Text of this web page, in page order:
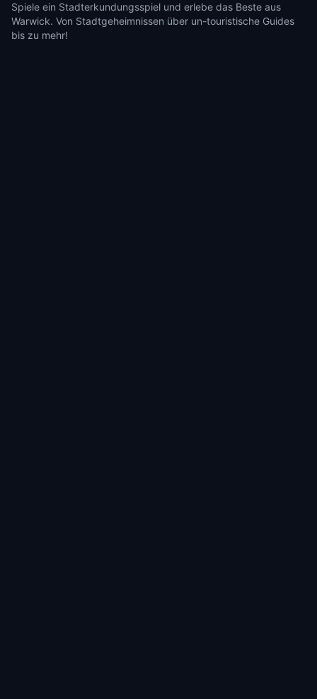
Spiele ein Stadterkundungsspiel und erlebe das Beste aus
Warwick. Von Stadtgeheimnissen über un-touristische Guides
bis zu mehr!